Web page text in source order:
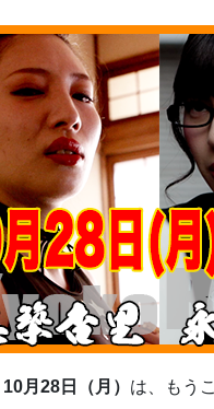
月28日（月） は、もう